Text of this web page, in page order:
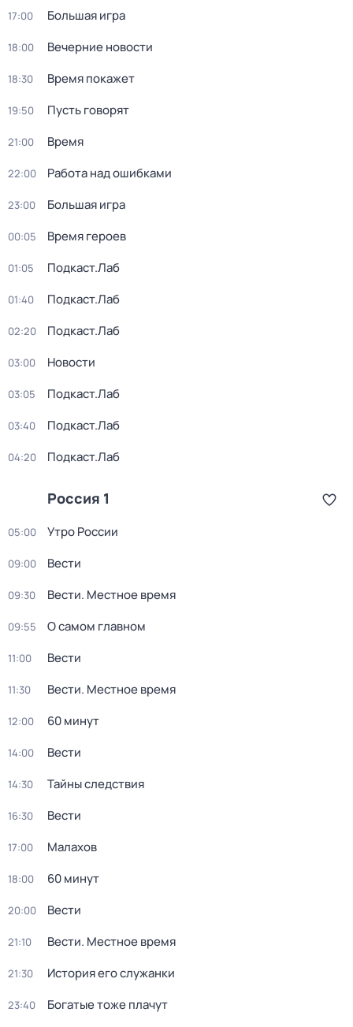
17:00 Большая игра
18:00 Вечерние новости
18:30 Время покажет
19:50 Пусть говорят
21:00 Время
22:00 Работа над ошибками
23:00 Большая игра
00:05 Время героев
01:05 Подкаст.Лаб
01:40 Подкаст.Лаб
02:20 Подкаст.Лаб
03:00 Новости
03:05 Подкаст.Лаб
03:40 Подкаст.Лаб
04:20 Подкаст.Лаб
Россия 1
05:00 Утро России
09:00 Вести
09:30 Вести. Местное время
09:55 О самом главном
11:00 Вести
11:30 Вести. Местное время
12:00 60 минут
14:00 Вести
14:30 Тайны следствия
16:30 Вести
17:00 Малахов
18:00 60 минут
20:00 Вести
21:10 Вести. Местное время
21:30 История его служанки
23:40 Богатые тоже плачут